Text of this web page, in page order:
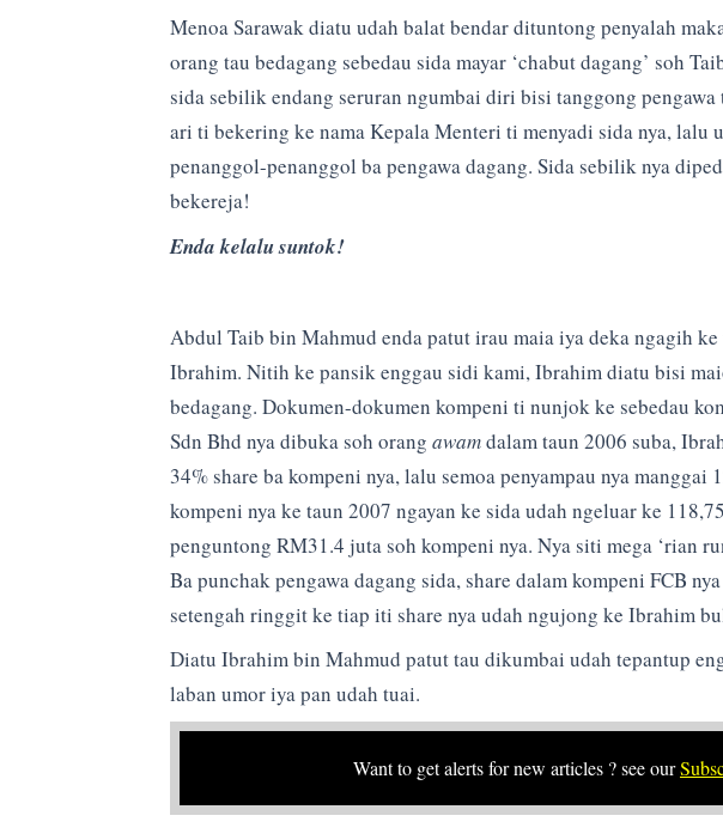
Menoa Sarawak diatu udah balat bendar dituntong penyalah
orang tau bedagang sebedau sida mayar ‘chabut dagang’ soh
sida sebilik endang seruran ngumbai diri bisi tanggong pengawa
ari ti bekering ke nama Kepala Menteri ti menyadi sida nya, lalu
penanggol-penanggol ba pengawa dagang. Sida sebilik nya
bekereja!
Enda kelalu suntok!
Abdul Taib bin Mahmud enda patut irau maia iya deka ngagih ke
Ibrahim. Nitih ke pansik enggau sidi kami, Ibrahim diatu bisi
bedagang. Dokumen-dokumen kompeni ti nunjok ke sebedau
Sdn Bhd nya dibuka soh orang awamdalam taun 2006 suba,
34% share ba kompeni nya, lalu semoa penyampau nya manggai
kompeni nya ke taun 2007 ngayan ke sida udah ngeluar ke
penguntong RM31.4 juta soh kompeni nya. Nya siti mega ‘rian
Ba punchak pengawa dagang sida, share dalam kompeni FCB
setengah ringgit ke tiap iti share nya udah ngujong ke Ibrahim
Diatu Ibrahim bin Mahmud patut tau dikumbai udah tepantup
laban umor iya pan udah tuai.
Want to get alerts for new articles ? see our